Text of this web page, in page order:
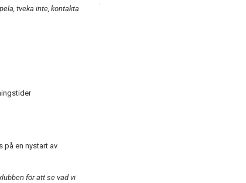
tveka inte, kontakta
på en nystart av
för att se vad vi